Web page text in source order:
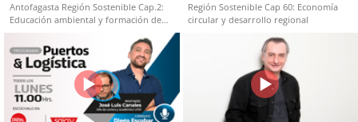
Antofagasta Región Sostenible Cap.2:
Educación ambiental y formación de
capacidades técnicas
Región Sostenible Cap 60: Economía
circular y desarrollo regional